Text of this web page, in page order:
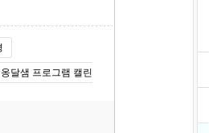
옹달샘 프로그램 캘린